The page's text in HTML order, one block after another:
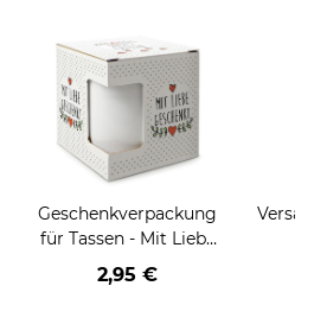
Geschenkverpackung
für Tassen - Mit Liebe
geschenkt
2,95 €